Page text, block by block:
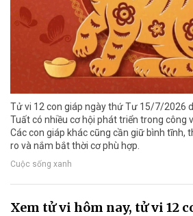
Tử vi 12 con giáp ngày thứ Tư 15/7/2026
Tuất có nhiều cơ hội phát triển trong công
Các con giáp khác cũng cần giữ bình tĩnh,
ro và nắm bắt thời cơ phù hợp.
Cuộc sống xanh
Xem tử vi hôm nay, tử vi 12